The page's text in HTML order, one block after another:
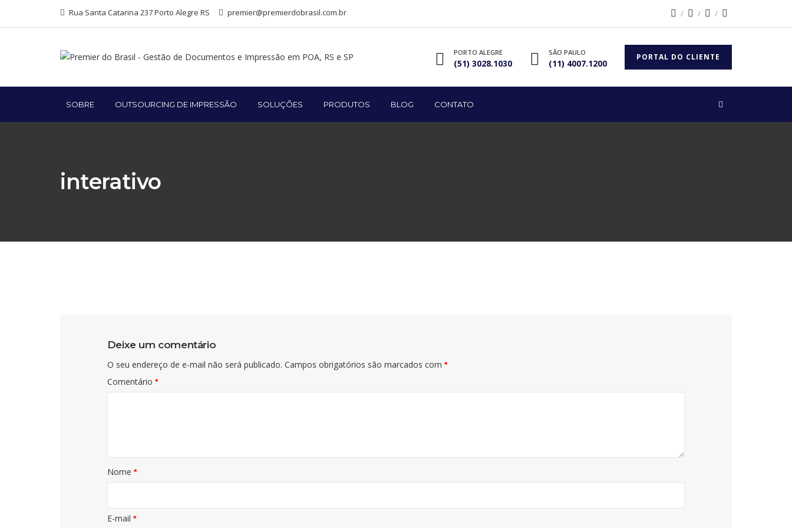
Rua Santa Catarina 237 Porto Alegre RS premier@premierdobrasil.com.br
PORTO ALEGRE
(51) 3028.1030
SÃO PAULO
(11) 4007.1200
PORTAL DO CLIENTE
SOBRE OUTSOURCING DE IMPRESSÃO SOLUÇÕES PRODUTOS BLOG CONTATO
interativo
Deixe um comentário
O seu endereço de e-mail não será publicado. Campos obrigatórios são marcados com *
Comentário *
Nome *
E-mail *